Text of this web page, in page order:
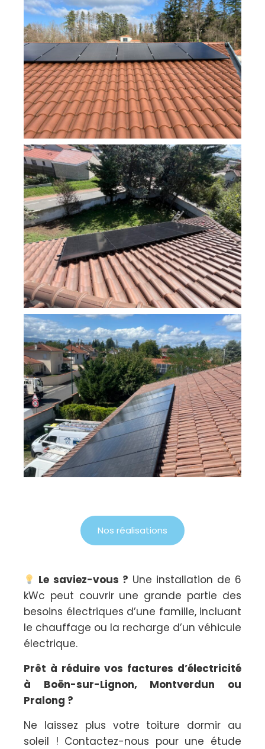
Nos réalisations
Le saviez-vous ? Une installation de 6
kWc peut couvrir une grande partie des
besoins électriques d’une famille, incluant
le chauffage ou la recharge d’un véhicule
électrique.
Prêt à réduire vos factures d’électricité
à Boën-sur-Lignon, Montverdun ou
Pralong ?
Ne laissez plus votre toiture dormir au
soleil ! Contactez-nous pour une étude